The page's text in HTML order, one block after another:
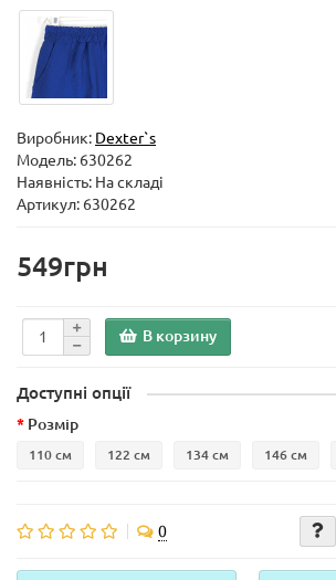
Виробник: Dexter`s
Модель: 630262
Наявність: На складі
Артикул: 630262
549грн
В корзину
Доступні опції
Розмір
110 см 122 см 134 см 146 см
0